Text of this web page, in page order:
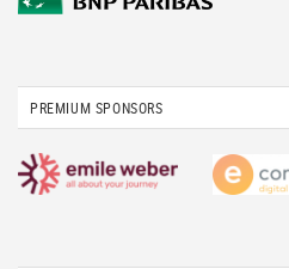
PREMIUM SPONSORS